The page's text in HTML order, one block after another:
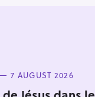
7 AUGUST 2026